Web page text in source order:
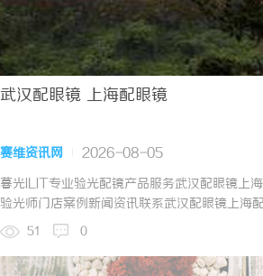
武汉配眼镜 上海配眼镜
赛维资讯网
2026-08-05
暮光ILIT专业验光配镜产品服务武汉配眼镜上
验光师门店案例新闻资讯联系武汉配眼镜上海
WUHAN&SHANGHAIOPTICALCARE暮
店。以完整验光、正品镜片、透明价格和直营
51 0